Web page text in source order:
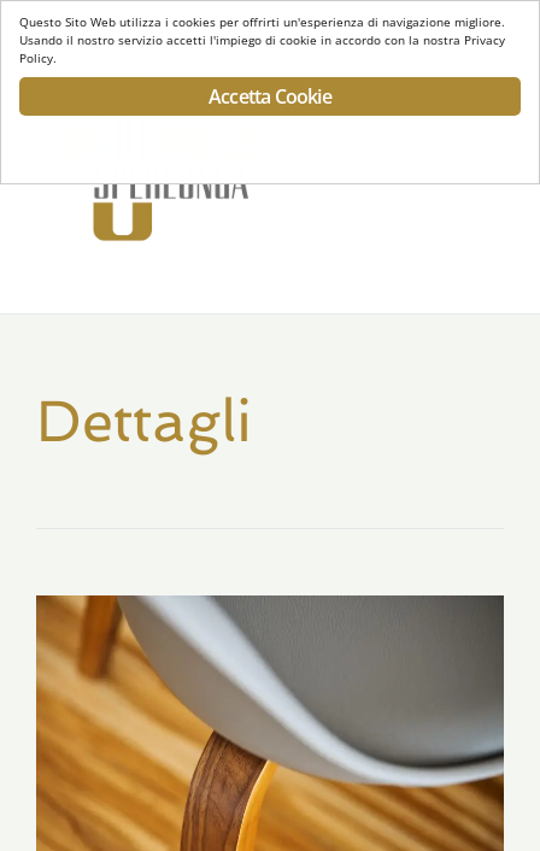
Dettagli
Questo Sito Web utilizza i cookies per offrirti un'esperienza di navigazione migliore.
Usando il nostro servizio accetti l'impiego di cookie in accordo con la nostra Privacy
Policy.
Accetta Cookie